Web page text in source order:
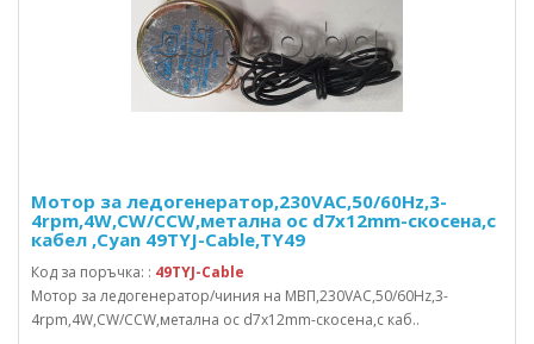
Мотор за ледогенератор,230VAC,50/60Hz,3-
4rpm,4W,CW/CCW,метална ос d7x12mm-скосена,с
кабел ,Cyan 49TYJ-Cable,TY49
Код за поръчка: : 49TYJ-Cable
Мотор за ледогенератор/чиния на МВП,230VAC,50/60Hz,3-
4rpm,4W,CW/CCW,метална ос d7x12mm-скосена,с каб..